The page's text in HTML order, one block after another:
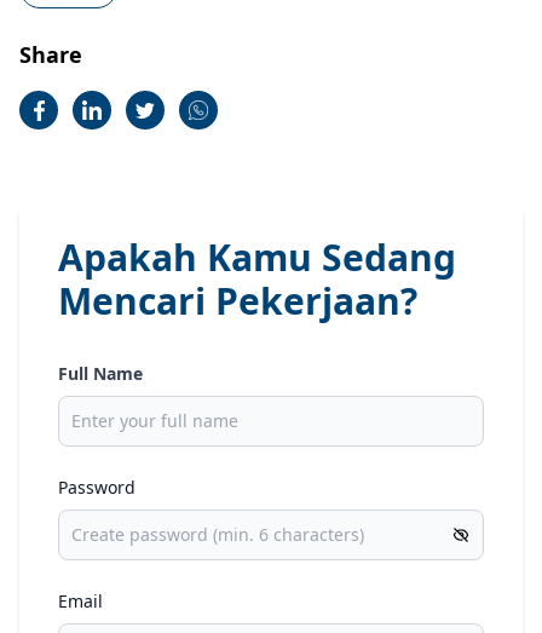
Share
Apakah Kamu Sedang
Mencari Pekerjaan?
Full Name
Password
Email